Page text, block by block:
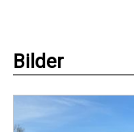
Bilder